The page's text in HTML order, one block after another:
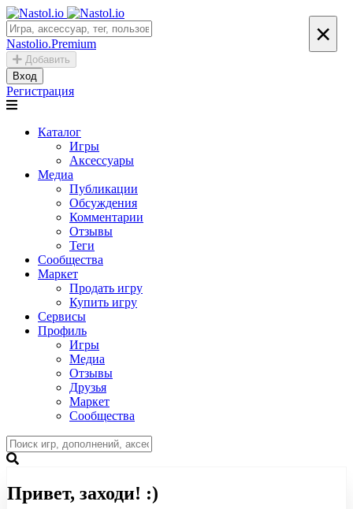
Nastolio.Premium
Добавить
Вход
Регистрация
Каталог
Игры
Аксессуары
Медиа
Публикации
Обсуждения
Комментарии
Отзывы
Теги
Сообщества
Маркет
Продать игру
Купить игру
Сервисы
Профиль
Игры
Медиа
Отзывы
Друзья
Маркет
Сообщества
×
Привет, заходи! :)